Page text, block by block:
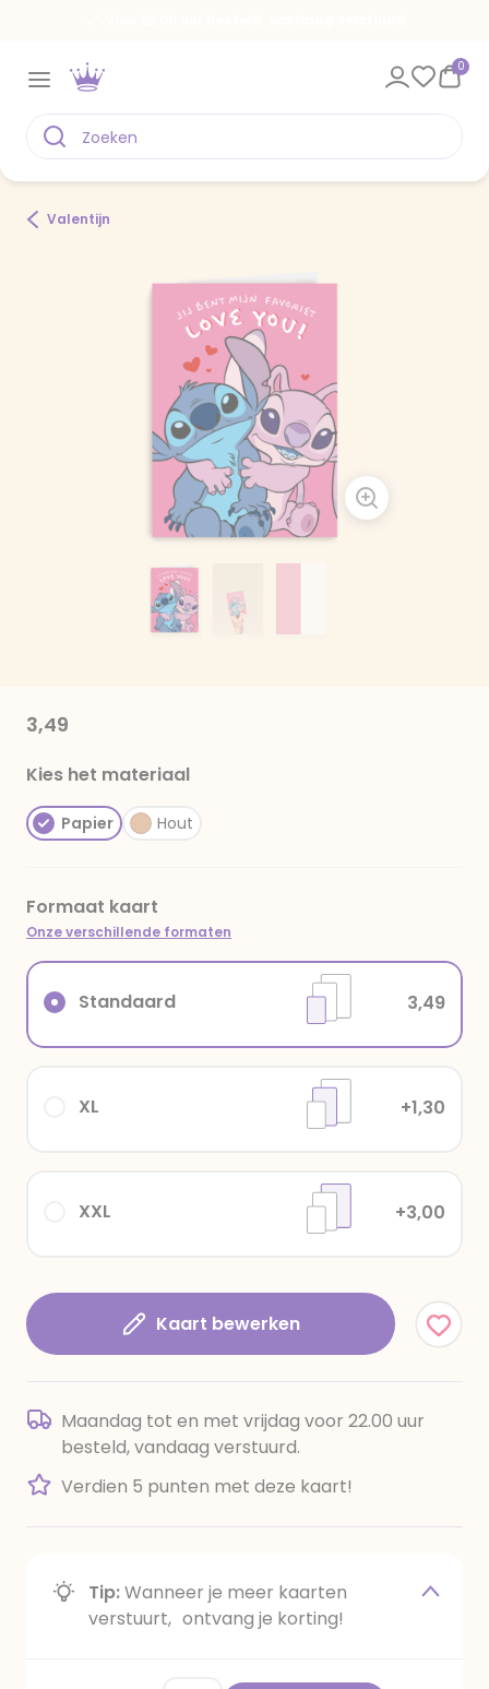
0
Valentijn
3,49
Kies het materiaal
Papier Hout
Formaat kaart
Onze verschillende formaten
XXL +3,00
XL +1,30
Standaard 3,49
Kaart bewerken
Maandag tot en met vrijdag voor 22.00 uur
besteld, vandaag verstuurd.
Verdien 5 punten met deze kaart!
Tip:Wanneer je meer kaarten
verstuurt, ontvang je korting!